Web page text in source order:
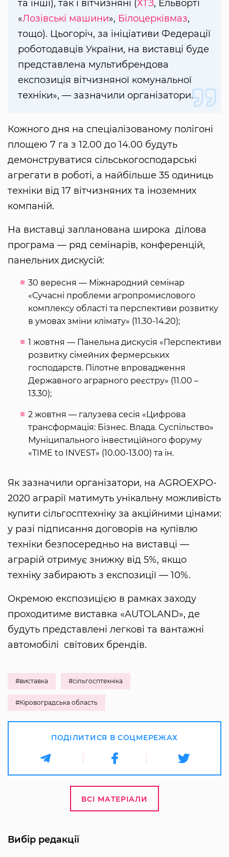
та інші), так і вітчизняні (ХТЗ, Ельворті
«Лозівські машини», Білоцерківмаз,
тощо). Цьогоріч, за ініціативи Федерації
роботодавців України, на виставці буде
представлена мультибрендова
експозиція вітчизняної комунальної
техніки», — зазначили організатори.
Кожного дня на спеціалізованому полігоні
площею 7 га з 12.00 до 14.00 будуть
демонструватися сільськогосподарські
агрегати в роботі, а найбільше 35 одиниць
техніки від 17 вітчизняних та іноземних
компаній.
На виставці запланована широка ділова
програма — ряд семінарів, конференцій,
панельних дискусій:
30 вересня — Міжнародний семінар
«Сучасні проблеми агропромислового
комплексу області та перспективи розвитку
в умовах зміни клімату» (11.30-14.20);
1 жовтня — Панельна дискусія «Перспективи
розвитку сімейних фермерських
господарств. Пілотне впровадження
Державного аграрного реєстру» (11.00 –
13.30);
2 жовтня — галузева сесія «Цифрова
трансформація: Бізнес. Влада. Суспільство»
Муніципального інвестиційного форуму
«TIME to INVEST» (10.00-13.00) та ін.
Як зазначили організатори, на AGROEXPO-
2020 аграрії матимуть унікальну можливість
купити сільгосптехніку за акційними цінами:
у разі підписання договорів на купівлю
техніки безпосередньо на виставці —
аграрій отримує знижку від 5%, якщо
техніку забирають з експозиції — 10%.
Окремою експозицією в рамках заходу
проходитиме виставка «AUTOLAND», де
будуть представлені легкові та вантажні
автомобілі світових брендів.
#виставка #сільгосптехніка
#Кіровоградська область
ПОДІЛИТИСЯ В СОЦМЕРЕЖАХ
ВСІ МАТЕРІАЛИ
Вибір редакції